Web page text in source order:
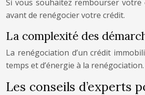
Si vous souhaitez rembourser
avant de renégocier votre crédit.
La complexité des
La renégociation d’un crédit
temps et d’énergie à la renégociation.
Les conseils d’experts